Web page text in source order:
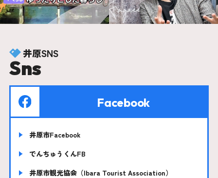
井原SNS
Sns
Facebook
井原市Facebook
でんちゅうくんFB
井原市観光協会（Ibara Tourist Association）